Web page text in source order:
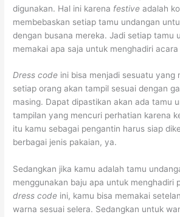
digunakan. Hal ini karena festive adalah
membebaskan setiap tamu undangan
dengan busana mereka. Jadi setiap tamu
memakai apa saja untuk menghadiri
Dress code ini bisa menjadi sesuatu yang
setiap orang akan tampil sesuai dengan
masing. Dapat dipastikan akan ada tamu
tampilan yang mencuri perhatian karena
itu kamu sebagai pengantin harus siap
berbagai jenis pakaian, ya.
Sedangkan jika kamu adalah tamu
menggunakan baju apa untuk menghadiri
dress code ini, kamu bisa memakai
warna sesuai selera. Sedangkan untuk